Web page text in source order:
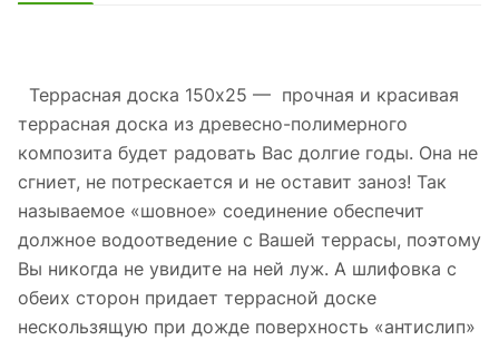
Террасная доска 150х25 — прочная и красивая
террасная доска из древесно-полимерного
композита будет радовать Вас долгие годы. Она не
сгниет, не потрескается и не оставит заноз! Так
называемое «шовное» соединение обеспечит
должное водоотведение с Вашей террасы, поэтому
Вы никогда не увидите на ней луж. А шлифовка с
обеих сторон придает террасной доске
нескользящую при дожде поверхность «антислип»